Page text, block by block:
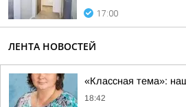
17:00
ЛЕНТА НОВОСТЕЙ
«Классная тема»:
18:42